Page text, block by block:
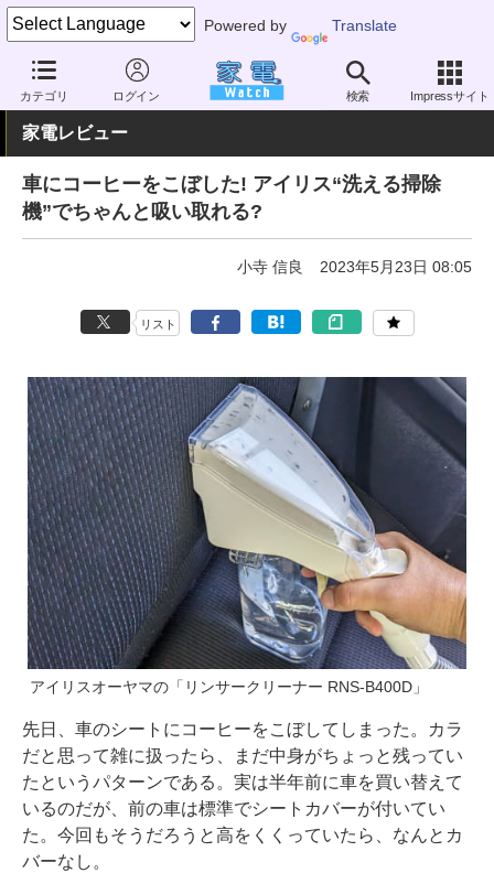
Powered by Translate
カテゴリ ログイン 検索 Impressサイト
家電 Watch 生活家電 掃除機 その他
家電レビュー
車にコーヒーをこぼした! アイリス“洗える掃除
機”でちゃんと吸い取れる?
小寺 信良 2023年5月23日 08:05
リスト
アイリスオーヤマの「リンサークリーナー RNS-B400D」
先日、車のシートにコーヒーをこぼしてしまった。カラ
だと思って雑に扱ったら、まだ中身がちょっと残ってい
たというパターンである。実は半年前に車を買い替えて
いるのだが、前の車は標準でシートカバーが付いてい
た。今回もそうだろうと高をくくっていたら、なんとカ
バーなし。